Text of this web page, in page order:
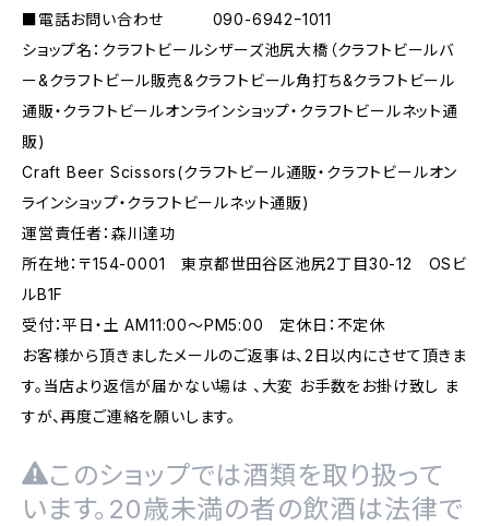
■電話お問い合わせ 090-6942ｰ1011
ショップ名：クラフトビールシザーズ池尻大橋（クラフトビールバ
ー&クラフトビール販売&クラフトビール角打ち&クラフトビール
通販・クラフトビールオンラインショップ・クラフトビールネット通
販)
Craft Beer Scissors(クラフトビール通販・クラフトビールオン
ラインショップ・クラフトビールネット通販)
運営責任者：森川達功
所在地：〒154-0001 東京都世田谷区池尻2丁目30-12 OSビ
ルB1F
受付：平日・土 AM11:00～PM5:00 定休日：不定休
お客様から頂きましたメールのご返事は、2日以内にさせて頂きま
す。当店より返信が届かない場は 、大変 お手数をお掛け致し ま
すが、再度ご連絡を願いします。
このショップでは酒類を取り扱って
います。20歳未満の者の飲酒は法律で